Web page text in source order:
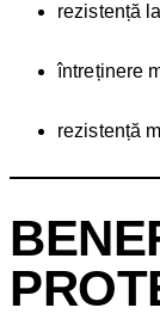
rezistență
întreținere
rezistență